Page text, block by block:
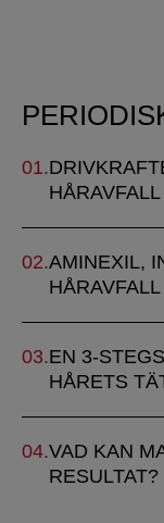
HÅRAVFALL
AMINEXIL,
HÅRAVFALL
EN 3-
HÅRETS
VAD KAN
RESULTAT?